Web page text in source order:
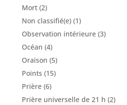
Mort(2)
Non classifié(e)(1)
Observation intérieure(3)
Océan (4)
Oraison (5)
Points (15)
Prière(6)
Prière universelle de 21 h (2)